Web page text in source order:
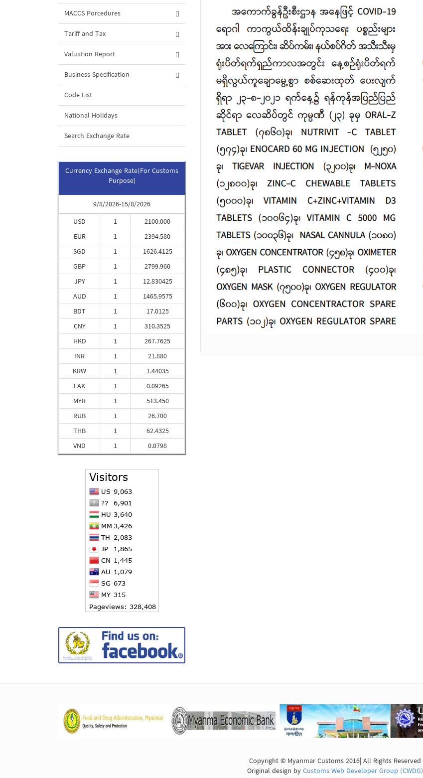
MACCS Porcedures
Tariff and Tax
Valuation Report
Business Specification
Code List
National Holidays
Search Exchange Rate
Currency Exchange Rate(For Customs
Purpose)
9/8/2026-15/8/2026
USD
EUR
SGD
GBP
JPY
AUD
BDT
CNY
HKD
INR
KRW
LAK
MYR
RUB
THB
VND
1
1
1
1
1
1
1
1
1
1
1
1
1
1
1
1
2100.000
2394.580
1626.4125
2799.960
12.830425
1465.9575
17.0125
310.3525
267.7625
21.880
1.44035
0.09265
513.450
26.700
62.4325
0.0798
Copyright © Myanmar Customs 2016| All Rights Reserved
Original design byCustoms Web Developer Group (CWDG)